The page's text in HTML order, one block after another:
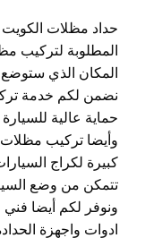
حداد مظلات الكويت
المطلوبة لتركيب
المكان الذي ستوضع
نضمن لكم خدمة
حماية عالية
وأيضا تركيب
كبيرة لكراج
تتمكن من وضع
ونوفر لكم أيضا فني
ادوات واجهزة